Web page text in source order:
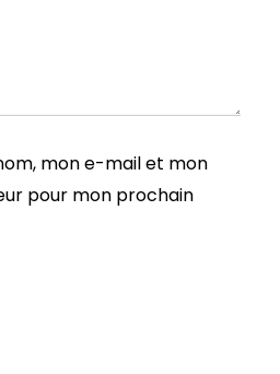
mon e-mail et mon
pour mon prochain